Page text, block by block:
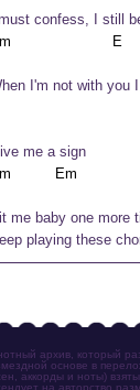
must confess, I still
I'm not with you
me a sign
me baby one more
playing these
архив, который
основе в
аккорды и ноты)